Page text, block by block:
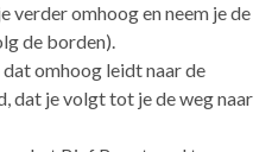
verder omhoog en neem je de
de borden).
dat omhoog leidt naar de
dat je volgt tot je de weg naar